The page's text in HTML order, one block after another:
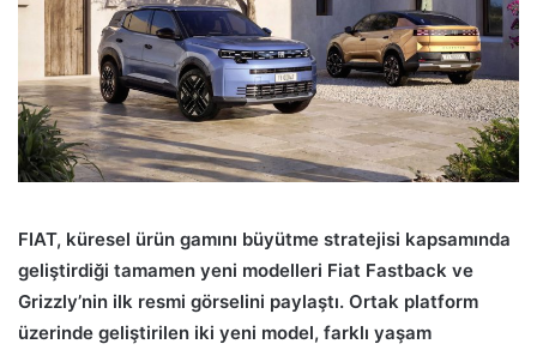
FIAT, küresel ürün gamını büyütme stratejisi kapsamında
geliştirdiği tamamen yeni modelleri Fiat Fastback ve
Grizzly’nin ilk resmi görselini paylaştı. Ortak platform
üzerinde geliştirilen iki yeni model, farklı yaşam